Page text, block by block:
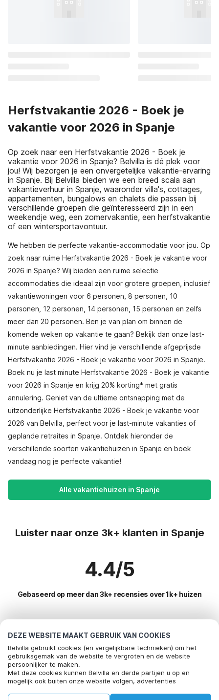
DEZE WEBSITE MAAKT GEBRUIK VAN COOKIES
Belvilla gebruikt cookies (en vergelijkbare technieken) om het
gebruiksgemak van de website te vergroten en de website
persoonlijker te maken.
Met deze cookies kunnen Belvilla en derde partijen u op en
mogelijk ook buiten onze website volgen, advertenties
social media.
Herfstvakantie 2026 - Boek je
vakantie voor 2026 in Spanje
Op zoek naar een Herfstvakantie 2026 - Boek je
vakantie voor 2026 in Spanje? Belvilla is dé plek voor
jou! Wij bezorgen je een onvergetelijke vakantie-ervaring
in Spanje. Bij Belvilla bieden we een breed scala aan
vakantieverhuur in Spanje, waaronder villa's, cottages,
appartementen, bungalows en chalets die passen bij
verschillende groepen die geïnteresseerd zijn in een
weekendje weg, een zomervakantie, een herfstvakantie
of een wintersportavontuur.
We hebben de perfecte vakantie-accommodatie voor jou. Op
zoek naar ruime Herfstvakantie 2026 - Boek je vakantie voor
2026 in Spanje? Wij bieden een ruime selectie
accommodaties die ideaal zijn voor grotere groepen, inclusief
vakantiewoningen voor 6 personen, 8 personen, 10
personen, 12 personen, 14 personen, 15 personen en zelfs
meer dan 20 personen. Ben je van plan om binnen de
komende weken op vakantie te gaan? Bekijk dan onze last-
minute aanbiedingen. Hier vind je verschillende afgeprijsde
Herfstvakantie 2026 - Boek je vakantie voor 2026 in Spanje.
Boek nu je last minute Herfstvakantie 2026 - Boek je vakantie
voor 2026 in Spanje en krijg 20% korting* met gratis
annulering. Geniet van de ultieme ontsnapping met de
uitzonderlijke Herfstvakantie 2026 - Boek je vakantie voor
2026 van Belvilla, perfect voor je last-minute vakanties of
geplande retraites in Spanje. Ontdek hieronder de
verschillende soorten vakantiehuizen in Spanje en boek
vandaag nog je perfecte vakantie!
Alle vakantiehuizen in Spanje
Luister naar onze 3k+ klanten in Spanje
4.4/5
Gebaseerd op meer dan 3k+ recensies over 1k+ huizen
Meest populaire bestemmingen voor
vakantie
Populaire voorzieningen voor vakantie in Spanje
Kindvriendelijke vakantiehuizen
Vakantiehuis voor 6 personen
Toplanden met topvoorzieningen voor vakanties
Bel om te boeken